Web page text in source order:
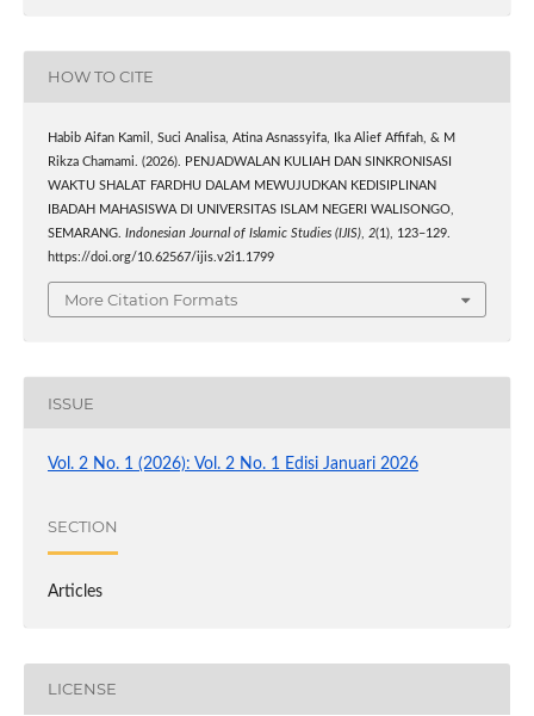
HOW TO CITE
Habib Aifan Kamil, Suci Analisa, Atina Asnassyifa, Ika Alief Affifah, & M
Rikza Chamami. (2026). PENJADWALAN KULIAH DAN SINKRONISASI
WAKTU SHALAT FARDHU DALAM MEWUJUDKAN KEDISIPLINAN
IBADAH MAHASISWA DI UNIVERSITAS ISLAM NEGERI WALISONGO,
SEMARANG. Indonesian Journal of Islamic Studies (IJIS), 2(1), 123–129.
https://doi.org/10.62567/ijis.v2i1.1799
More Citation Formats
ISSUE
Vol. 2 No. 1 (2026): Vol. 2 No. 1 Edisi Januari 2026
SECTION
Articles
LICENSE